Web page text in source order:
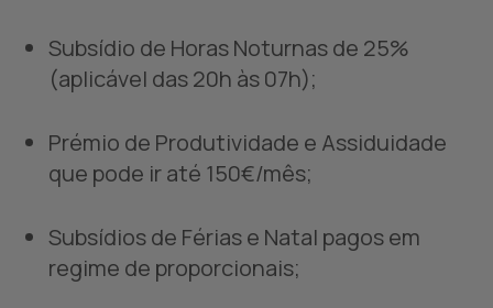
Subsídio de Horas Noturnas de 25%
(aplicável das 20h às 07h);
Prémio de Produtividade e Assiduidade
que pode ir até 150€/mês;
Subsídios de Férias e Natal pagos em
regime de proporcionais;